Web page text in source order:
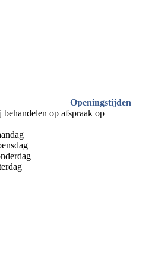
Openingstijden
behandelen op afspraak op